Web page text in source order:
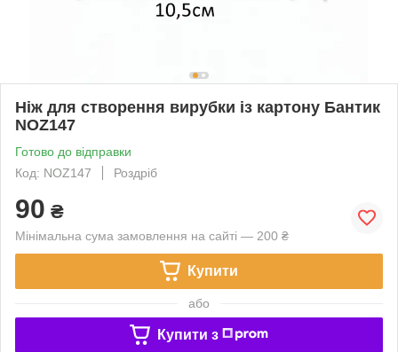
Ніж для створення вирубки із картону Бантик
NOZ147
Готово до відправки
Код: NOZ147
Роздріб
90 ₴
Мінімальна сума замовлення на сайті — 200 ₴
Купити
або
Купити з